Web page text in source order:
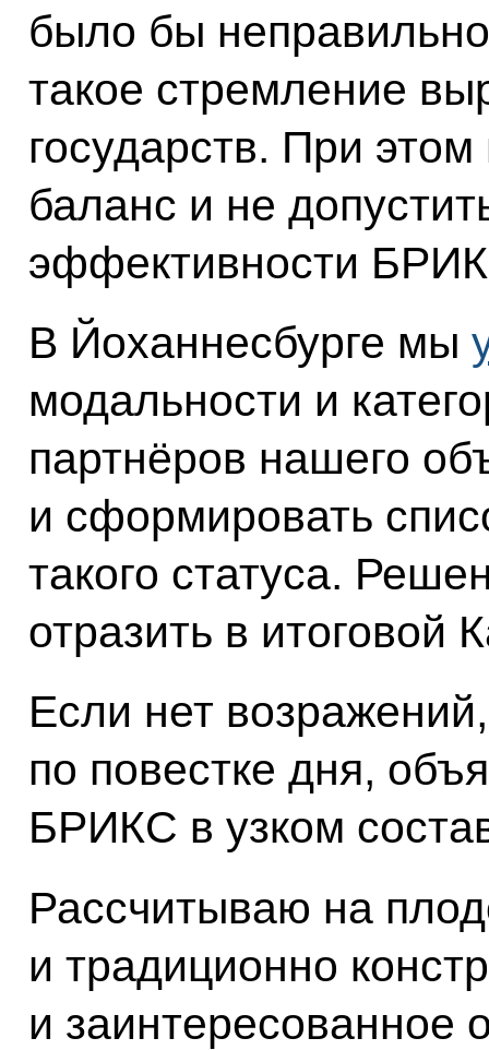
было бы
такое стремление
государств. При
баланс и не
эффективности
В Йоханнесбурге мы
модальности и
партнёров нашего
и сформировать
такого статуса.
отразить в итоговой
Если нет
по повестке дня,
БРИКС в узком
Рассчитываю на
и традиционно
и заинтересованное